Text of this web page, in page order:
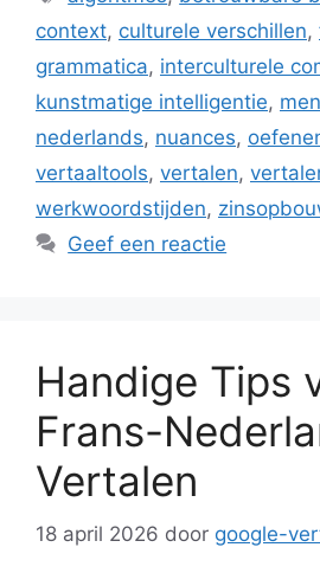
context, culturele verschillen,
grammatica, interculturele
kunstmatige intelligentie,
nederlands, nuances,
vertaaltools, vertalen,
werkwoordstijden,
Geef een reactie
Handige Tips
Frans-
Vertalen
18 april 2026 door google-